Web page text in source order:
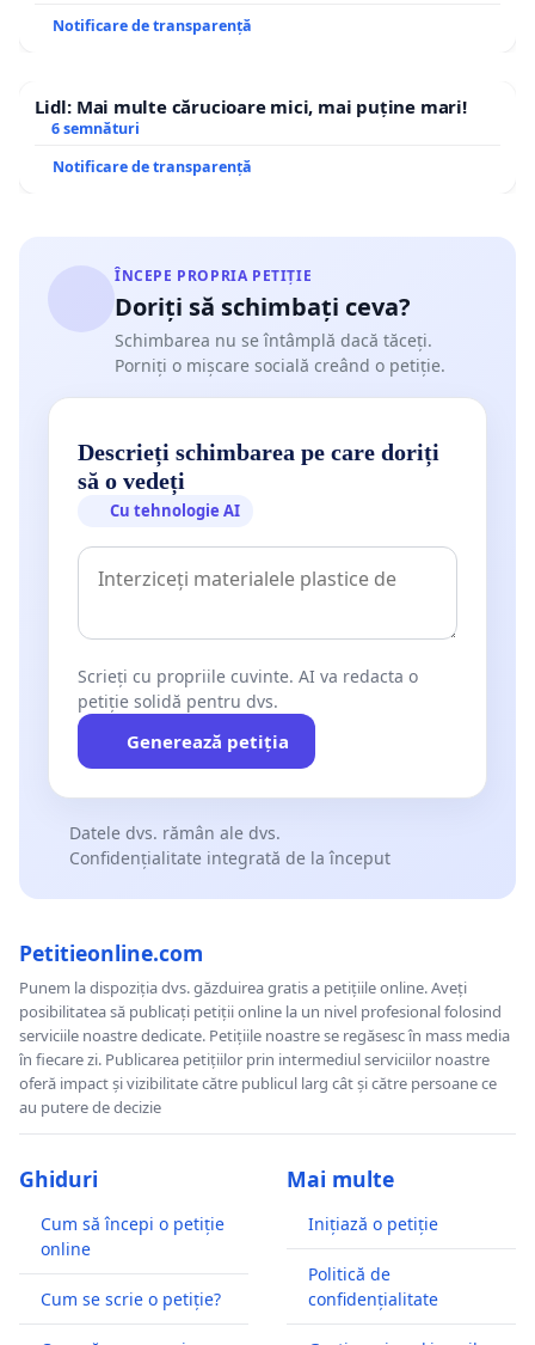
Notificare de transparență
Lidl: Mai multe cărucioare mici, mai puține mari!
6 semnături
Notificare de transparență
ÎNCEPE PROPRIA PETIȚIE
Doriți să schimbați ceva?
Schimbarea nu se întâmplă dacă tăceți.
Porniți o mișcare socială creând o petiție.
Descrieți schimbarea pe care doriți
să o vedeți
Cu tehnologie AI
Scrieți cu propriile cuvinte. AI va redacta o
petiție solidă pentru dvs.
Generează petiția
Datele dvs. rămân ale dvs.
Confidențialitate integrată de la început
Petitieonline.com
Punem la dispoziția dvs. găzduirea gratis a petițiile online. Aveți
posibilitatea să publicați petiții online la un nivel profesional folosind
serviciile noastre dedicate. Petițiile noastre se regăsesc în mass media
în fiecare zi. Publicarea petițiilor prin intermediul serviciilor noastre
oferă impact și vizibilitate către publicul larg cât și către persoane ce
au putere de decizie
Ghiduri
Cum să începi o petiție
online
Cum se scrie o petiție?
Mai multe
Inițiază o petiție
Politică de
confidențialitate